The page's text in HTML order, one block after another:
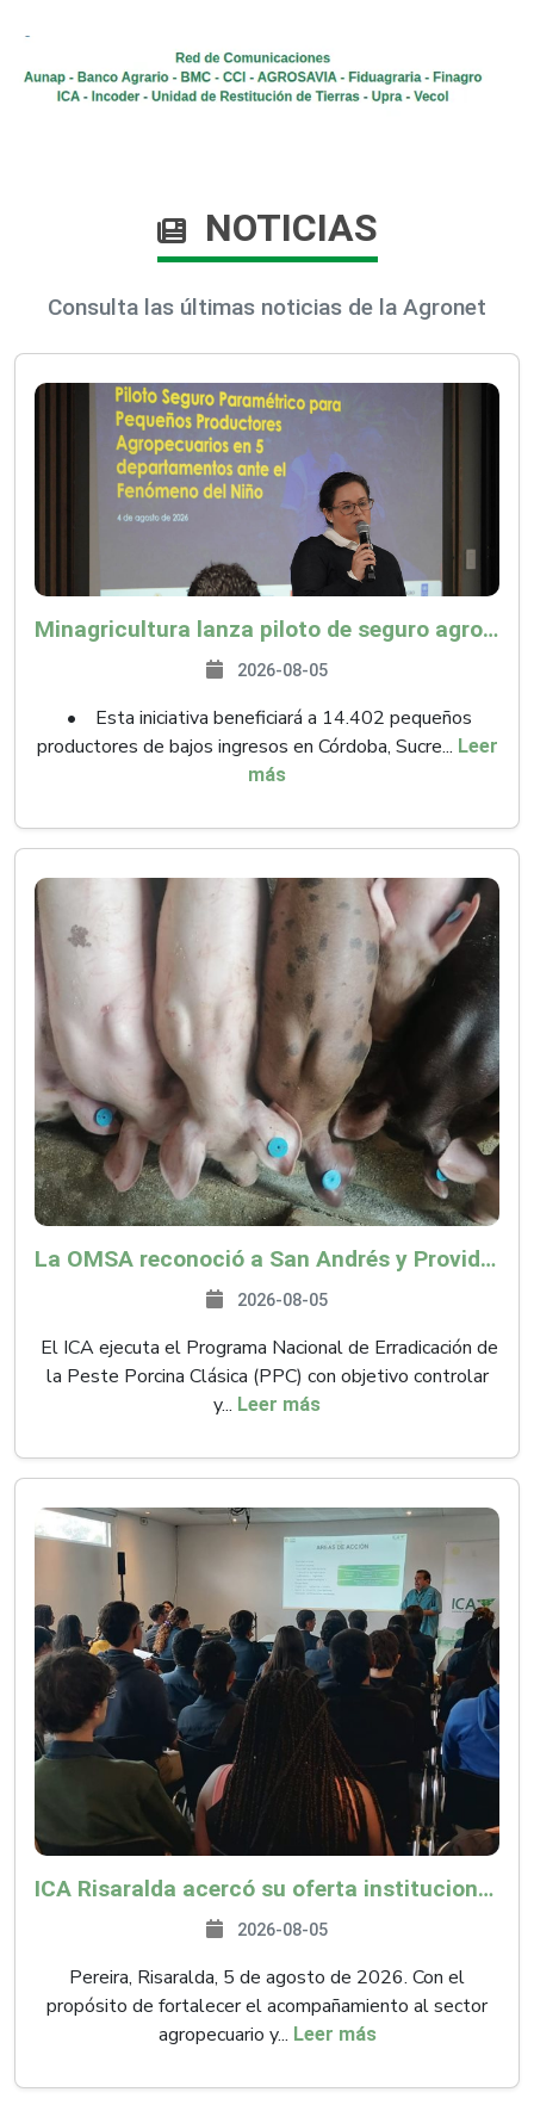
NOTICIAS
Consulta las últimas noticias de la Agronet
Minagricultura lanza piloto de seguro agropecuario por $9.625 millones para proteger a más de 14.000 pequeños productores contra riesgos del Fenómeno de El Niño
2026-08-05
• Esta iniciativa beneficiará a 14.402 pequeños
productores de bajos ingresos en Córdoba, Sucre... Leer
más
La OMSA reconoció a San Andrés y Providencia como zona libre de Peste Porcina Clásica (PPC)
2026-08-05
El ICA ejecuta el Programa Nacional de Erradicación de
la Peste Porcina Clásica (PPC) con objetivo controlar
y... Leer más
ICA Risaralda acercó su oferta institucional a productores y emprendedores en Expocamello
2026-08-05
Pereira, Risaralda, 5 de agosto de 2026. Con el
propósito de fortalecer el acompañamiento al sector
agropecuario y... Leer más